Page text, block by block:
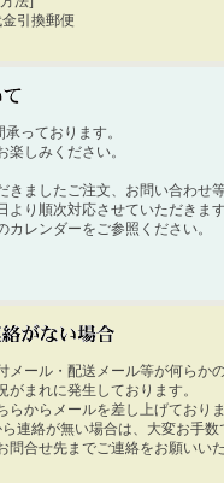
引換郵便
っております。
楽しみください。
きましたご注文、お問い合わせ
より順次対応させていただきま
カレンダーをご参照ください。
メール・配送メール等が何らか
がまれに発生しております。
らからメールを差し上げており
連絡が無い場合は、大変お手数
問合せ先までご連絡をお願いい